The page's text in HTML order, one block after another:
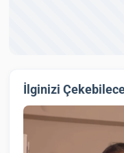
İlginizi